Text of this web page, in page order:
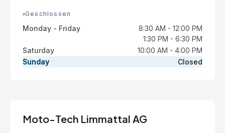
Geschlossen
Monday - Friday
8:30 AM - 12:00 PM
1:30 PM - 6:30 PM
Saturday
10:00 AM - 4:00 PM
Sunday
Closed
Moto-Tech Limmattal AG